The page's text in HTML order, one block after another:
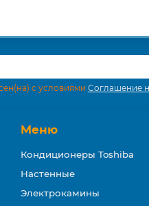
с условиями Соглашение
Меню
Кондиционеры Toshiba
Настенные
Электрокамины